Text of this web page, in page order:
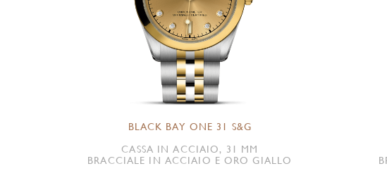
BLACK BAY ONE 31 S&G
CASSA IN ACCIAIO, 31 MM
BRACCIALE IN ACCIAIO E ORO GIALLO